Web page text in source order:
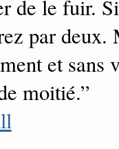
de le fuir.
par deux.
et sans
moitié.”